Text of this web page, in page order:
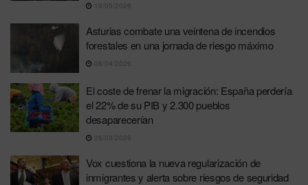
19/05/2026
Asturias combate una veintena de incendios
forestales en una jornada de riesgo máximo
08/04/2026
El coste de frenar la migración: España perdería
el 22% de su PIB y 2.300 pueblos
desaparecerían
26/03/2026
Vox cuestiona la nueva regularización de
inmigrantes y alerta sobre riesgos de seguridad